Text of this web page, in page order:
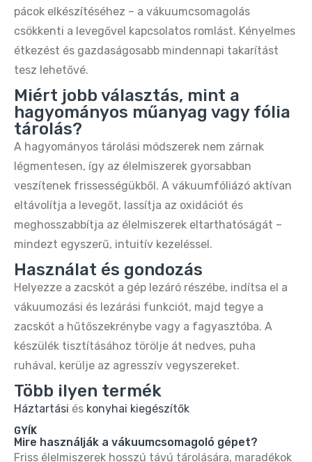
Buydeem DT620E Retro 2‑Szeletes
16.990 Ft
Buydeem DT640E Retro 4‑Szeletes
Kenyérpirító – Zöld, 7 Fokozat
18.790 Ft 34.990 Ft
Buydeem DT640E 4 szeletes kenyérpirító –
retro citromsárga design
19.990 Ft
34.990 Ft
pácok elkészítéséhez – a vákuumcsomagolás
csökkenti a levegővel kapcsolatos romlást. Kényelmes
étkezést és gazdaságosabb mindennapi takarítást
tesz lehetővé.
Miért jobb választás, mint a
hagyományos műanyag vagy fólia
tárolás?
A hagyományos tárolási módszerek nem zárnak
légmentesen, így az élelmiszerek gyorsabban
veszítenek frissességükből. A vákuumfóliázó aktívan
eltávolítja a levegőt, lassítja az oxidációt és
meghosszabbítja az élelmiszerek eltarthatóságát –
mindezt egyszerű, intuitív kezeléssel.
Használat és gondozás
Helyezze a zacskót a gép lezáró részébe, indítsa el a
vákuumozási és lezárási funkciót, majd tegye a
zacskót a hűtőszekrénybe vagy a fagyasztóba. A
készülék tisztításához törölje át nedves, puha
ruhával, kerülje az agresszív vegyszereket.
Több ilyen termék
Háztartási és konyhai kiegészítők
GYÍK
Mire használják a vákuumcsomagoló gépet?
Friss élelmiszerek hosszú távú tárolására, maradékok